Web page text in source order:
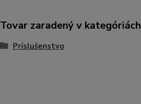
Tovar zaradený v kategóriách
Príslušenstvo